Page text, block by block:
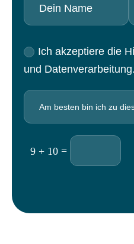
Ich akzeptiere die
und Datenverarbeitung.
9 + 10 =